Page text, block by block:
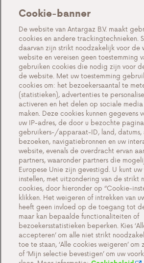
Gas in tanks
Over ons
Acties
Events
Werken bij Antargaz
Veelgestelde vragen
Contact
Cookie-instellingen
Cookiebeleid
Privacyverklaring
Contact
Belangrijke documenten
Cookie-banner
De website van Antargaz B.V. maakt
cookies en andere trackingtechnieken.
daarvan zijn strikt noodzakelijk voor de
website en vereisen geen toestemming
gebruiken cookies die nodig zijn voor
de website. Met uw toestemming
cookies om: het bezoekersaantal te
(statistieken), advertenties te
activeren en het delen op sociale
maken. Deze cookies kunnen gegevens
uw IP-adres, de door u bezochte
gebruikers-/apparaat-ID, land, datums,
bezoeken, navigatiebronnen en uw
website, evenals de overdracht ervan
partners, waaronder partners die
Europese Unie zijn gevestigd. U kunt
instellen, met uitzondering van de strikt
cookies, door hieronder op “Cookie-
klikken. Het weigeren of intrekken van
heeft geen invloed op de toegang tot
maar kan bepaalde functionaliteiten of
bezoekersstatistieken beperken. Kies
accepteren’ om alle niet strikt
toe te staan, ‘Alle cookies weigeren’
of ‘Mijn selectie bevestigen’ om uw